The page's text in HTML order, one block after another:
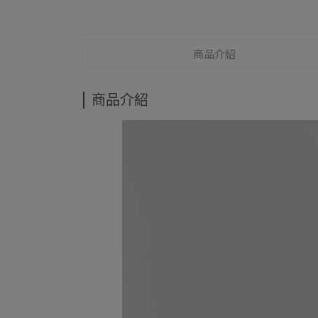
商品介紹
商品介紹